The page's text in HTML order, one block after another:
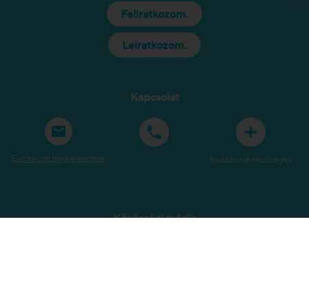
Feliratkozom.
Leiratkozom.
Kapcsolat
E-mail cím megjelenítése További elérhetőségek
Közösségi média